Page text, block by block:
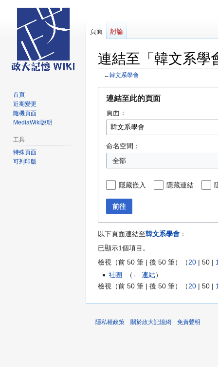
連結至「韓文系學
←韓文系學會
連結至此的頁面
頁面：
命名空間：
全部
隱藏嵌入 隱藏連結
前往
以下頁面連結至韓文系學會 ：
已顯示1個項目。
檢視（前 50 筆 | 後 50 筆）（20 | 50 |
社團
（ ← 連結）
檢視（前 50 筆 | 後 50 筆）（20 | 50 |
頁面 討論
首頁
近期變更
隨機頁面
MediaWiki說明
工具
特殊頁面
可列印版
隱私權政策 關於政大記憶網 免責聲明